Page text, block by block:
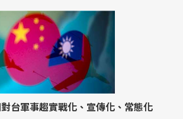
台軍事趨實戰化、宣傳化、常態化